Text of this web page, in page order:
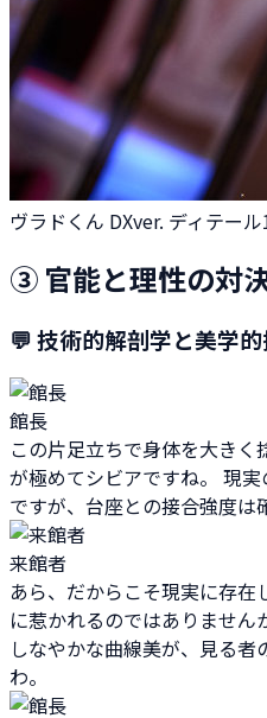
ヴラドくん DXver. ディテー
③ 官能と理性の対
💬 技術的解剖学と美学
館長
この片足立ちで身体を大き
が極めてシビアですね。 現
ですが、台座との接合強度は
来館者
あら、だからこそ現実に存在
に惹かれるのではありませ
しなやかな曲線美が、見る
わ。